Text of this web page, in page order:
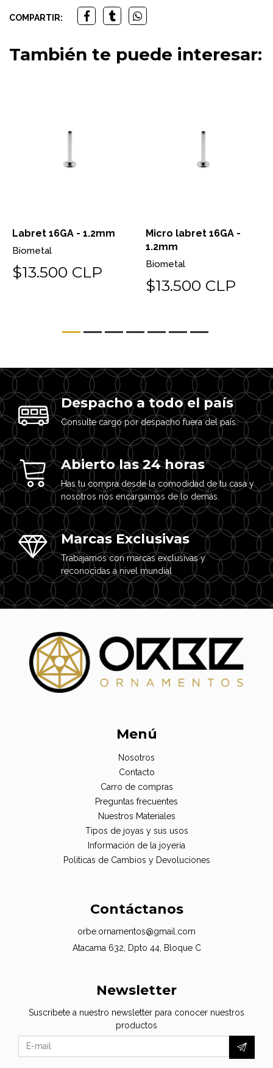
COMPARTIR:
También te puede interesar:
Labret 16GA - 1.2mm
Biometal
$13.500 CLP
Micro labret 16GA -
1.2mm
Biometal
$13.500 CLP
Despacho a todo el país
Consulte cargo por despacho fuera del país.
Abierto las 24 horas
Has tu compra desde la comodidad de tu casa y
nosotros nos encargamos de lo demás.
Marcas Exclusivas
Trabajamos con marcas exclusivas y
reconocidas a nivel mundial
Menú
Nosotros
Contacto
Carro de compras
Preguntas frecuentes
Nuestros Materiales
Tipos de joyas y sus usos
Información de la joyería
Politicas de Cambios y Devoluciones
Contáctanos
orbe.ornamentos@gmail.com
Atacama 632, Dpto 44, Bloque C
Newsletter
Suscribete a nuestro newsletter para conocer nuestros
productos